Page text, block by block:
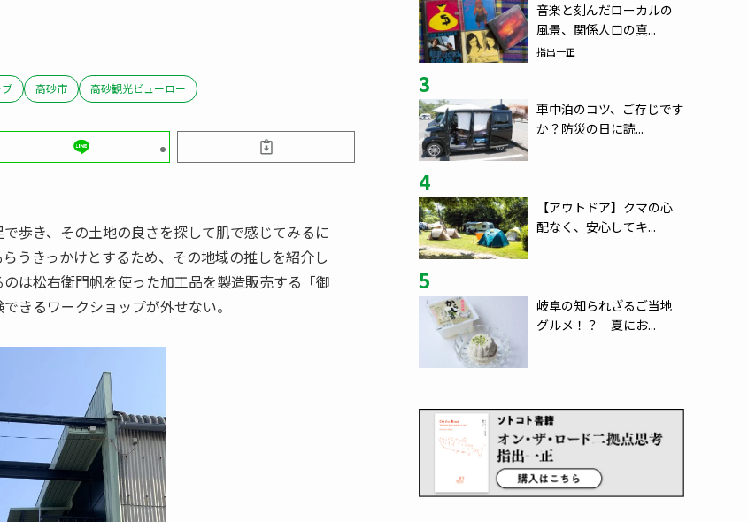
高砂市 高砂観光ビューロー
歩き、その土地の良さを探して肌で感じてみるに
うきっかけとするため、その地域の推しを紹介し
は松右衛門帆を使った加工品を製造販売する「御
きるワークショップが外せない。
音楽と刻んだローカルの
風景、関係人口の真...
指出一正
3
車中泊のコツ、ご存じです
か？防災の日に読...
4
【アウトドア】クマの心
配なく、安心してキ...
5
岐阜の知られざるご当地
グルメ！？ 夏にお...